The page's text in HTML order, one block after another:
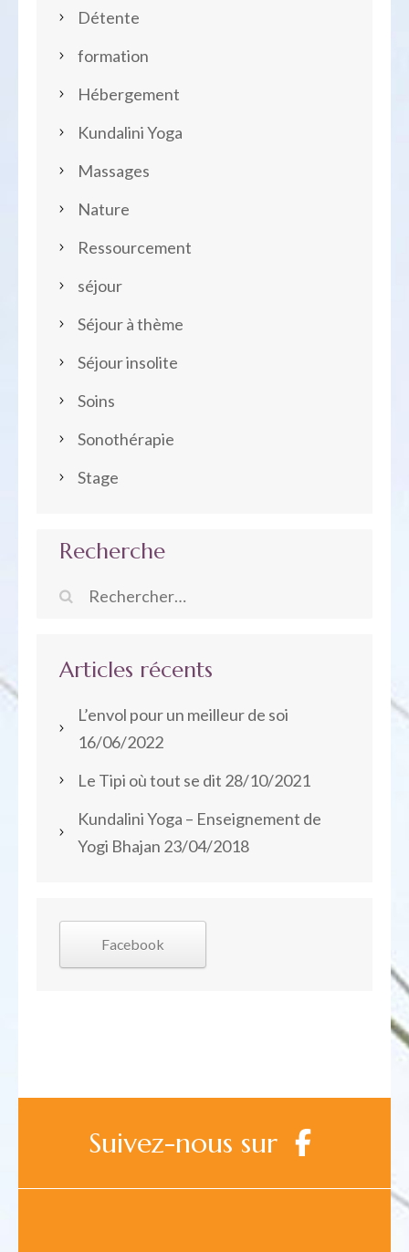
Détente
formation
Hébergement
Kundalini Yoga
Massages
Nature
Ressourcement
séjour
Séjour à thème
Séjour insolite
Soins
Sonothérapie
Stage
Recherche
Rechercher :
Articles récents
L’envol pour un meilleur de soi
16/06/2022
Le Tipi où tout se dit 28/10/2021
Kundalini Yoga – Enseignement de
Yogi Bhajan 23/04/2018
Facebook
Suivez-nous sur